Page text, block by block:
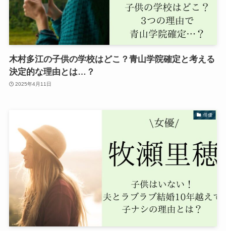
木村多江の子供の学校はどこ？青山学院確定と考える
決定的な理由とは…？
2025年4月11日
俳優